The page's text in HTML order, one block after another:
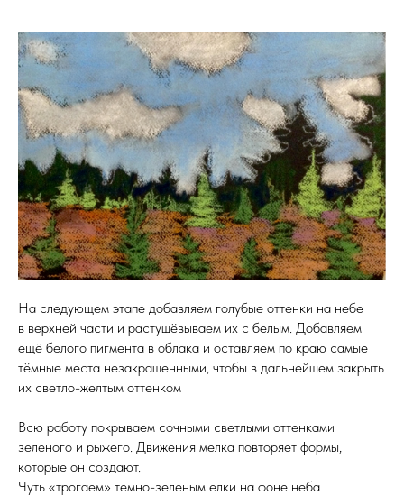
На следующем этапе добавляем голубые оттенки на небе
в верхней части и растушёвываем их с белым. Добавляем
ещё белого пигмента в облака и оставляем по краю самые
тёмные места незакрашенными, чтобы в дальнейшем закрыть
их светло-желтым оттенком
Всю работу покрываем сочными светлыми оттенками
зеленого и рыжего. Движения мелка повторяет формы,
которые он создают.
Чуть «трогаем» темно-зеленым елки на фоне неба